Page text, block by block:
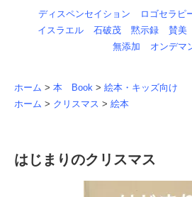
ディスペンセイション ロゴセラピ
イスラエル
石破茂 黙示録 賛美
無添加
オンデマ
ホーム > 本 Book > 絵本・キッズ向け
ホーム > クリスマス > 絵本
はじまりのクリスマス